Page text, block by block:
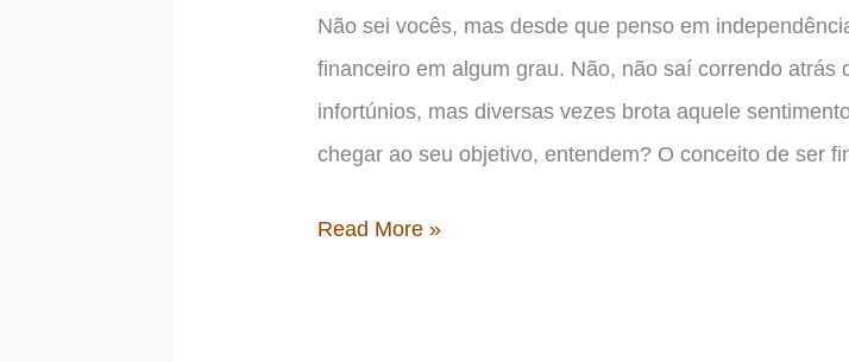
Não sei vocês, mas desde que penso em
financeiro em algum grau. Não, não saí correndo atrás
infortúnios, mas diversas vezes brota aquele
chegar ao seu objetivo, entendem? O conceito de ser
Como
Read More »